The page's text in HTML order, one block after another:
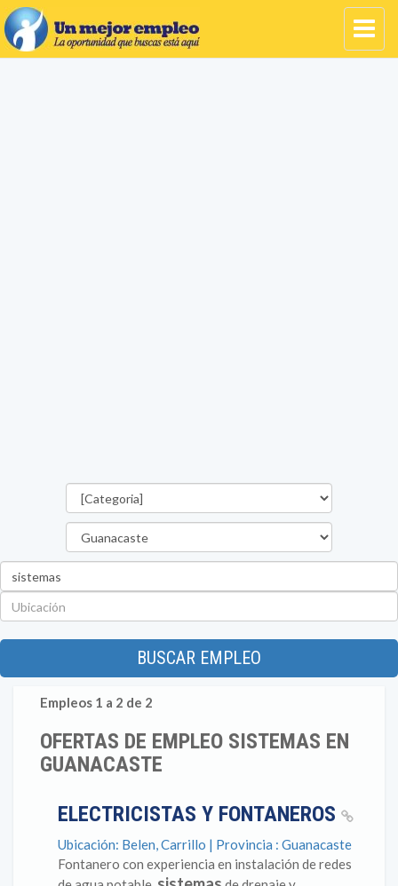
BUSCAR EMPLEO
Empleos 1 a 2 de 2
OFERTAS DE EMPLEO SISTEMAS EN
GUANACASTE
ELECTRICISTAS Y FONTANEROS
Ubicación: Belen, Carrillo | Provincia : Guanacaste
Fontanero con experiencia en instalación de redes